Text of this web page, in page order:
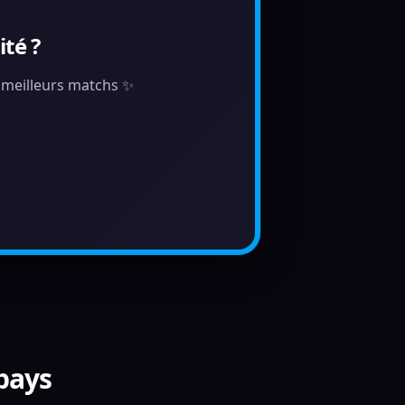
?
matchs ✨